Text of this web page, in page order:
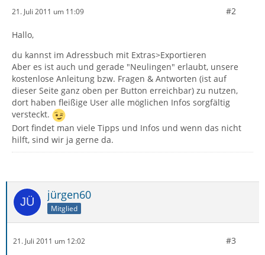
21. Juli 2011 um 11:09 #2
Hallo,
du kannst im Adressbuch mit Extras>Exportieren
Aber es ist auch und gerade "Neulingen" erlaubt, unsere
kostenlose Anleitung bzw. Fragen & Antworten (ist auf
dieser Seite ganz oben per Button erreichbar) zu nutzen,
dort haben fleißige User alle möglichen Infos sorgfältig
versteckt.
Dort findet man viele Tipps und Infos und wenn das nicht
hilft, sind wir ja gerne da.
jürgen60
Mitglied
21. Juli 2011 um 12:02 #3